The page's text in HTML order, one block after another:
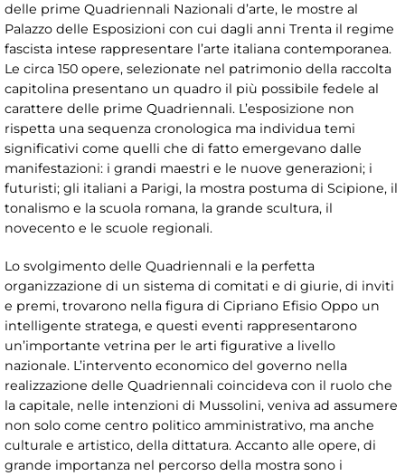
delle prime Quadriennali Nazionali d’arte, le mostre al
Palazzo delle Esposizioni con cui dagli anni Trenta il regime
fascista intese rappresentare l’arte italiana contemporanea.
Le circa 150 opere, selezionate nel patrimonio della raccolta
capitolina presentano un quadro il più possibile fedele al
carattere delle prime Quadriennali. L’esposizione non
rispetta una sequenza cronologica ma individua temi
significativi come quelli che di fatto emergevano dalle
manifestazioni: i grandi maestri e le nuove generazioni; i
futuristi; gli italiani a Parigi, la mostra postuma di Scipione, il
tonalismo e la scuola romana, la grande scultura, il
novecento e le scuole regionali.
Lo svolgimento delle Quadriennali e la perfetta
organizzazione di un sistema di comitati e di giurie, di inviti
e premi, trovarono nella figura di Cipriano Efisio Oppo un
intelligente stratega, e questi eventi rappresentarono
un’importante vetrina per le arti figurative a livello
nazionale. L’intervento economico del governo nella
realizzazione delle Quadriennali coincideva con il ruolo che
la capitale, nelle intenzioni di Mussolini, veniva ad assumere
non solo come centro politico amministrativo, ma anche
culturale e artistico, della dittatura. Accanto alle opere, di
grande importanza nel percorso della mostra sono i